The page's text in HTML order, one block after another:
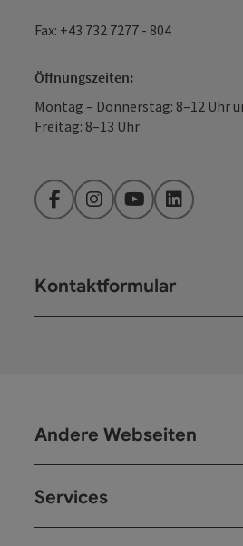
Fax: +43 732 7277 - 804
Öffnungszeiten:
Montag – Donnerstag: 8–12 Uhr
Freitag: 8–13 Uhr
FacebookInstagramYouTubeLinkedIn
Kontaktformular
Andere Webseiten
Services